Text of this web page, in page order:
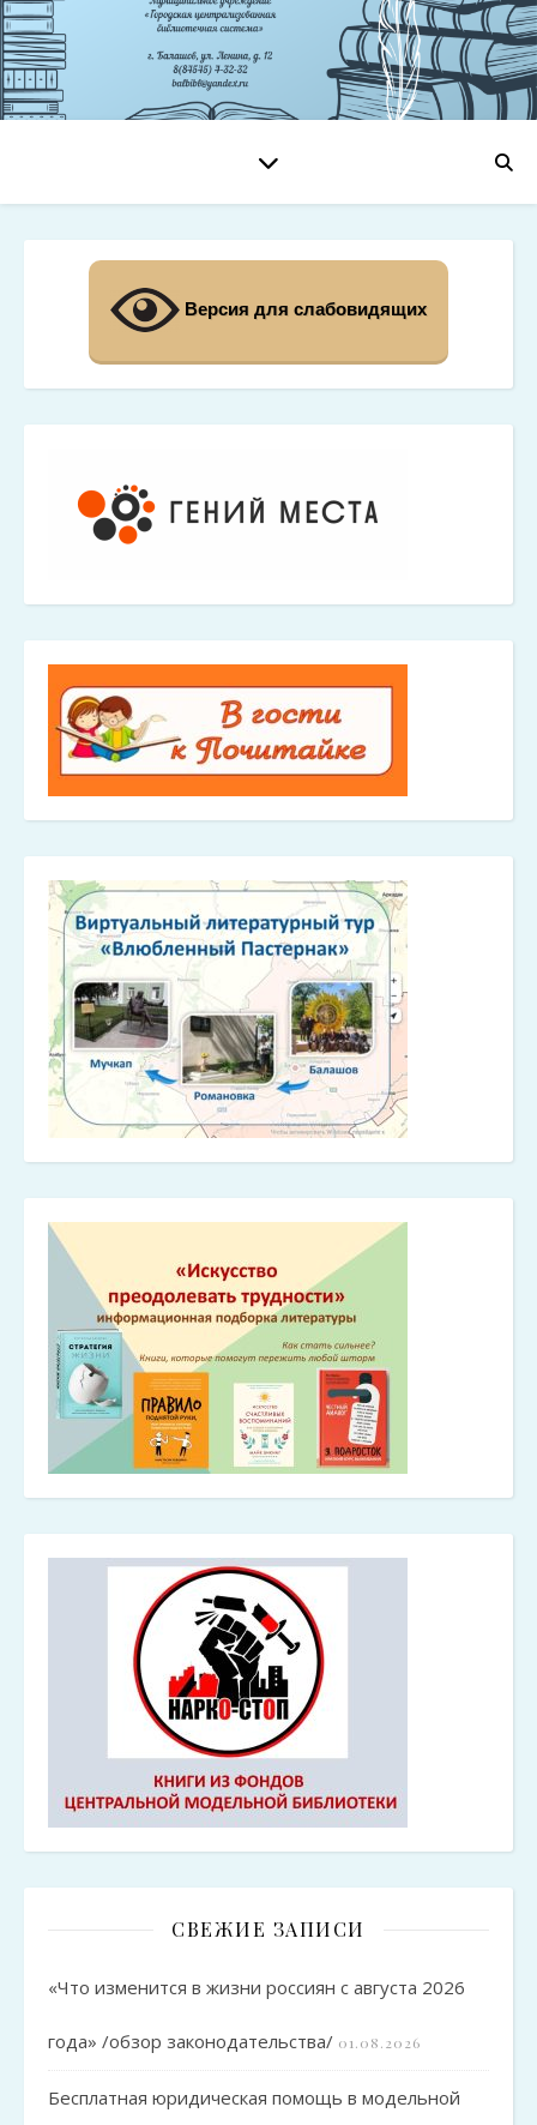
Версия для слабовидящих
СВЕЖИЕ ЗАПИСИ
«Что изменится в жизни россиян с августа 2026
года» /обзор законодательства/ 01.08.2026
Бесплатная юридическая помощь в модельной